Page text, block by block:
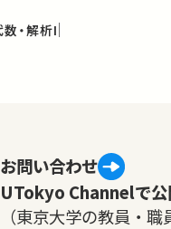
・解析I
お問い合わせ
UTokyo Channelで公
（東京大学の教員・職